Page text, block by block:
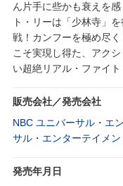
ん片手に些かも衰えを
ト・リーは「少林寺」
戦！カンフーを極め尽
こそ実現し得た、アク
い超絶リアル・ファイト
販売会社／発売会社
NBC ユニバーサル・エ
サル・エンターテイメ
発売年月日